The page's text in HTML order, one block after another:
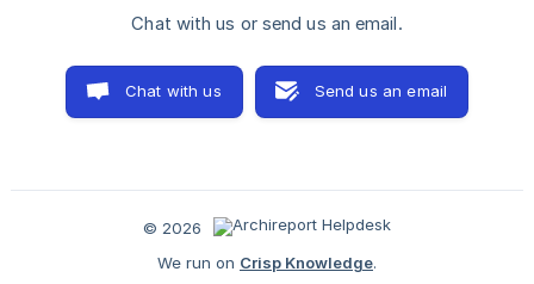
Chat with us or send us an email.
Chat with us Send us an email
© 2026
We run on Crisp Knowledge.